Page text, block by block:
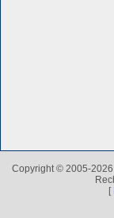
Copyright © 2005-
[